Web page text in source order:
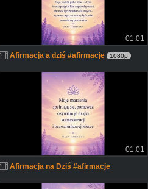
01:01
Afirmacja a dziś #afirmacje
1080p
01:01
Afirmacja na Dziś #afirmacje